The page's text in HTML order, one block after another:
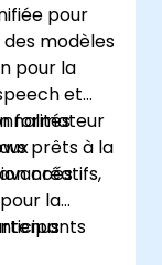
pour
modèles
pour la
et
prêts à la
créatifs,
formateur
la